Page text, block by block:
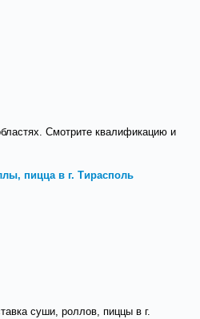
Смотрите квалификацию и
пицца в г. Тирасполь
суши, роллов, пиццы в г.